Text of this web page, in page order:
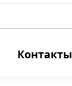
Контакты